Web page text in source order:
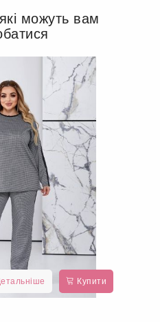
можуть вам
Купити